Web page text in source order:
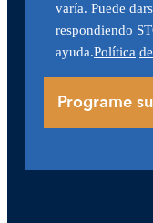
varía. Puede
respondiendo
ayuda.Política